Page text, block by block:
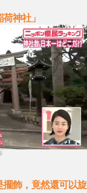
神社」
飾，竟然還可以旋